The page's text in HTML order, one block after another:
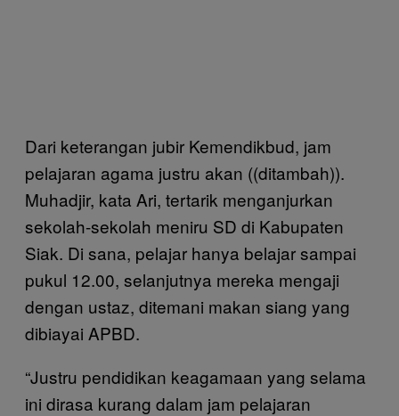
Dari keterangan jubir Kemendikbud, jam
pelajaran agama justru akan ((ditambah)).
Muhadjir, kata Ari, tertarik menganjurkan
sekolah-sekolah meniru SD di Kabupaten
Siak. Di sana, pelajar hanya belajar sampai
pukul 12.00, selanjutnya mereka mengaji
dengan ustaz, ditemani makan siang yang
dibiayai APBD.
“Justru pendidikan keagamaan yang selama
ini dirasa kurang dalam jam pelajaran